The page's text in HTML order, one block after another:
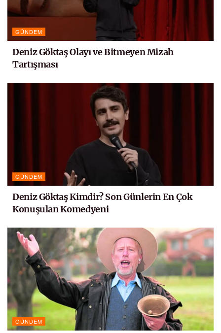
GÜNDEM
Deniz Göktaş Olayı ve Bitmeyen Mizah
Tartışması
GÜNDEM
Deniz Göktaş Kimdir? Son Günlerin En Çok
Konuşulan Komedyeni
GÜNDEM